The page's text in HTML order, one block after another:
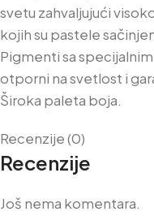
svetu zahvaljujući
kojih su pastele
Pigmenti sa
otporni na svetlost i
Široka paleta boja.
Recenzije (0)
Recenzije
Još nema komentara.